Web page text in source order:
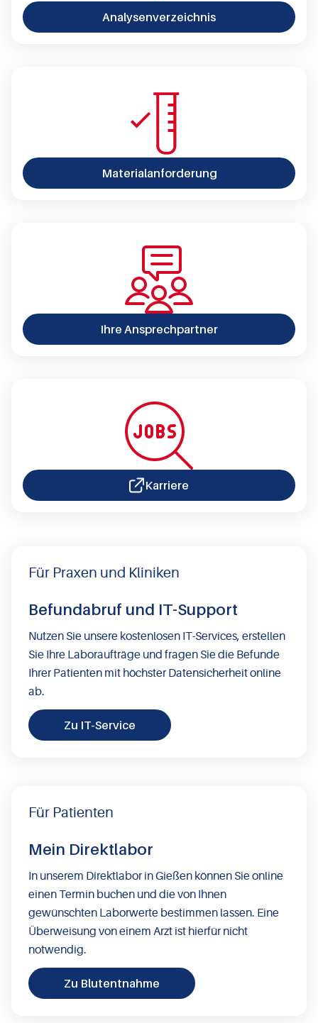
Analysenverzeichnis
Materialanforderung
Ihre Ansprechpartner
Karriere
Für Praxen und Kliniken
Befundabruf und IT-Support
Nutzen Sie unsere kostenlosen IT-Services, erstellen
Sie Ihre Laboraufträge und fragen Sie die Befunde
Ihrer Patienten mit höchster Datensicherheit online
ab.
Zu IT-Service
Für Patienten
Mein Direktlabor
In unserem Direktlabor in Gießen können Sie online
einen Termin buchen und die von Ihnen
gewünschten Laborwerte bestimmen lassen. Eine
Überweisung von einem Arzt ist hierfür nicht
notwendig.
Zu Blutentnahme